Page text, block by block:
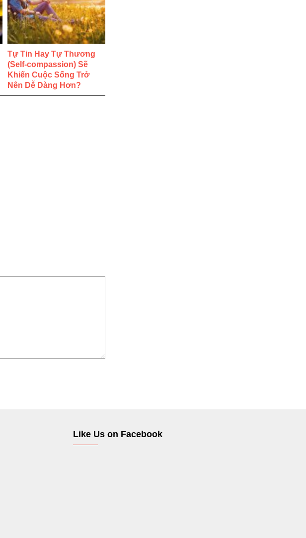
Tự Tin Hay Tự Thương
(Self-compassion) Sẽ
Khiến Cuộc Sống Trở
Nên Dễ Dàng Hơn?
Like Us on Facebook